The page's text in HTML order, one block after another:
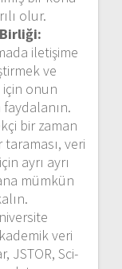
olur.
Birliği:
iletişime
ve
onun
bir zaman
veri
ayrı ayrı
mümkün
veri
JSTOR, Sci-